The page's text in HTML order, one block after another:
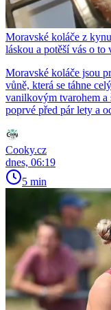
Moravské koláče z
láskou a potěší vás o
Moravské koláče jsou
vůně, která se táhne
vanilkovým tvarohem a
poprvé před pár lety a
Cooky.cz
dnes, 06:19
5 min